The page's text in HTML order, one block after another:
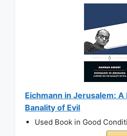
Eichmann in Jerusalem:
Banality of Evil
Used Book in Good